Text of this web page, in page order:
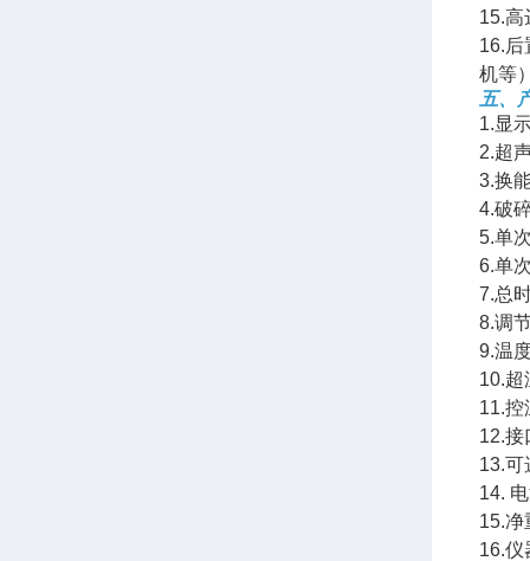
15.高
16.后
机等
五、
1.显
2.超
3.换
4.破
5.单
6.单
7.总
8.调
9.温
10.
11.
12.接
13.
14.
15.净
16.仪